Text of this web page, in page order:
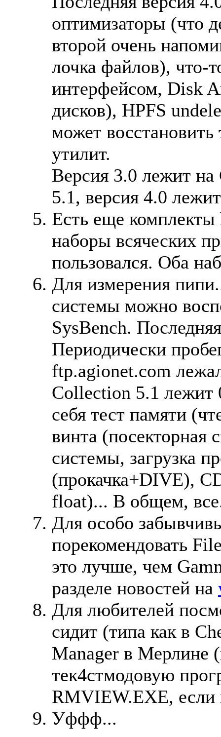
оптимизаторы (что
второй очень
лочка файлов), что-
интерфейсом, Disk
дисков), HPFS
может восстановить
утилит.
Версия 3.0 лежит
5.1, версия 4.0
Есть еще
наборы всяческих
пользовался. Оба
Для измерения
системы можно
SysBench.
Периодически
ftp.agionet.com
Collection 5.1 лежит
себя тест памяти
винта (посекторная
системы, загрузка
(прокачка+DIVE),
float)... В общем,
Для особо
порекомендовать
это лучше, чем
разделе новостей на
Для любителей
сидит (типа как в
Manager в Мерлине
тек4стмодовую
RMVIEW.EXE, если
Уффф...